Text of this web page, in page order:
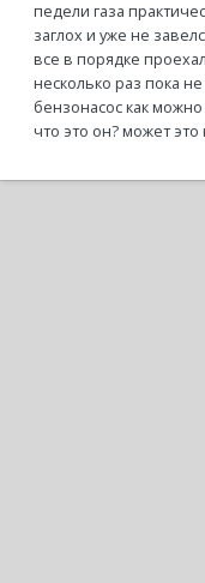
педели газа
заглох и уже не
все в порядке
несколько раз пока
бензонасос как
что это он? может это